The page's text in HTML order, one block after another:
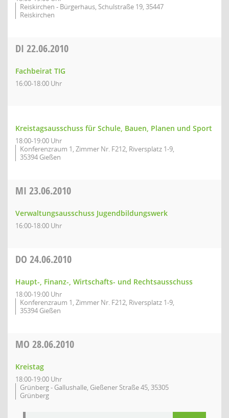
Reiskirchen - Bürgerhaus, Schulstraße 19, 35447
Reiskirchen
DI 22.06.2010
Fachbeirat TIG
16:00-18:00 Uhr
Kreistagsausschuss für Schule, Bauen, Planen und Sport
18:00-19:00 Uhr
Konferenzraum 1, Zimmer Nr. F212, Riversplatz 1-9,
35394 Gießen
MI 23.06.2010
Verwaltungsausschuss Jugendbildungswerk
16:00-18:00 Uhr
DO 24.06.2010
Haupt-, Finanz-, Wirtschafts- und Rechtsausschuss
18:00-19:00 Uhr
Konferenzraum 1, Zimmer Nr. F212, Riversplatz 1-9,
35394 Gießen
MO 28.06.2010
Kreistag
18:00-19:00 Uhr
Grünberg - Gallushalle, Gießener Straße 45, 35305
Grünberg